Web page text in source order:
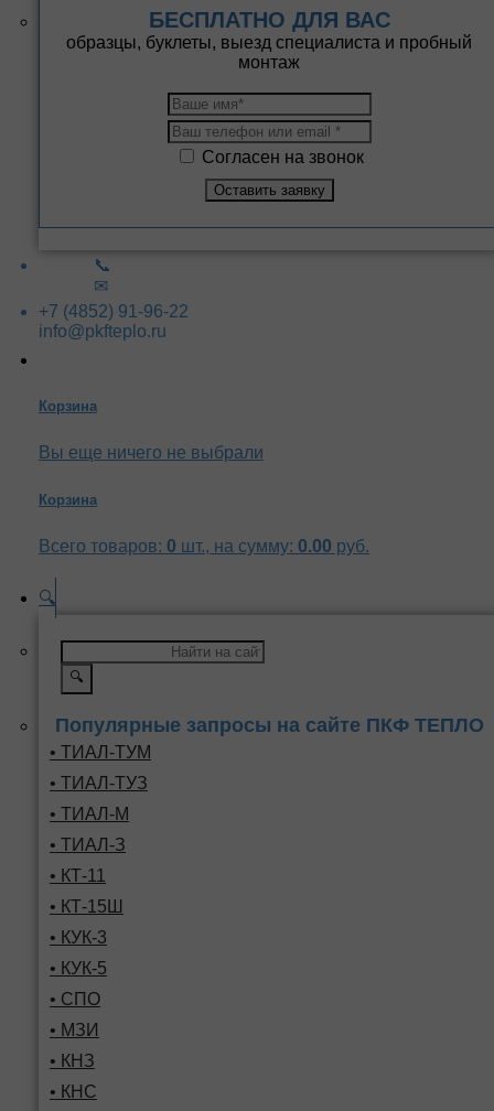
БЕСПЛАТНО ДЛЯ ВАС
образцы, буклеты, выезд специалиста и пробный
монтаж
Согласен на звонок
📞
✉
+7 (4852) 91-96-22
info@pkfteplo.ru
Корзина
Вы еще ничего не выбрали
Корзина
Всего товаров: 0 шт., на сумму: 0.00 руб.
🔍
🔍
Популярные запросы на сайте ПКФ ТЕПЛО
• ТИАЛ-ТУМ
• ТИАЛ-ТУЗ
• ТИАЛ-М
• ТИАЛ-З
• КТ-11
• КТ-15Ш
• КУК-3
• КУК-5
• СПО
• МЗИ
• КНЗ
• КНС